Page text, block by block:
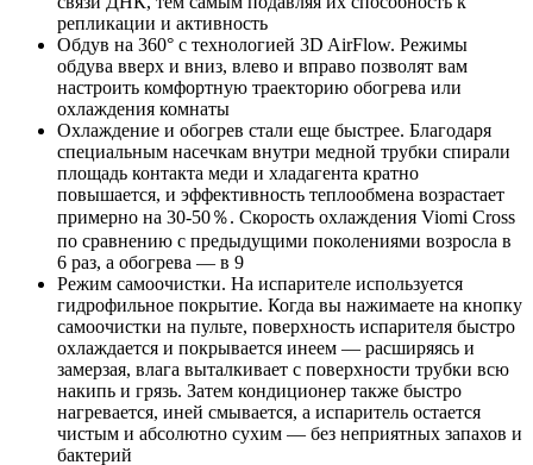
репликации и активность
Обдув на 360° с технологией 3D AirFlow. Режимы
обдува вверх и вниз, влево и вправо позволят вам
настроить комфортную траекторию обогрева или
охлаждения комнаты
Охлаждение и обогрев стали еще быстрее. Благодаря
специальным насечкам внутри медной трубки спирали
площадь контакта меди и хладагента кратно
повышается, и эффективность теплообмена возрастает
примерно на 30-50％. Скорость охлаждения Viomi Cross
по сравнению с предыдущими поколениями возросла в
6 раз, а обогрева — в 9
Режим самоочистки. На испарителе используется
гидрофильное покрытие. Когда вы нажимаете на кнопку
самоочистки на пульте, поверхность испарителя быстро
охлаждается и покрывается инеем — расширяясь и
замерзая, влага выталкивает с поверхности трубки всю
накипь и грязь. Затем кондиционер также быстро
нагревается, иней смывается, а испаритель остается
чистым и абсолютно сухим — без неприятных запахов и
бактерий